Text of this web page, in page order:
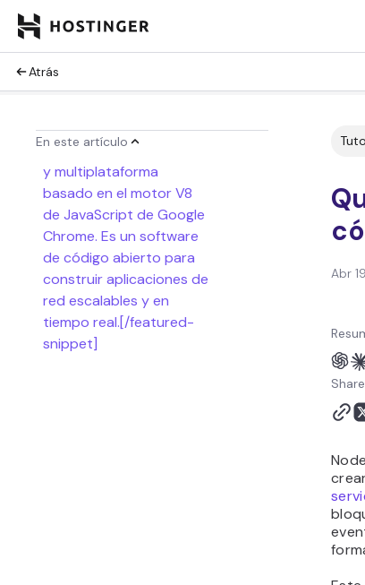
Atrás
En este artículo
Node.js es un entorno de
ejecución de un solo hilo
y multiplataforma
basado en el motor V8
de JavaScript de Google
Chrome. Es un software
de código abierto para
construir aplicaciones de
red escalables y en
tiempo real.[/featured-
snippet]
Abr